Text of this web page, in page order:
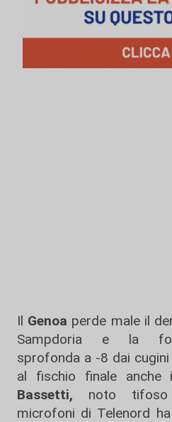
Il Genoa perde male il
Sampdoria e la
sprofonda a -8 dai
al fischio finale anche
Bassetti, noto tifoso
microfoni di Telenord